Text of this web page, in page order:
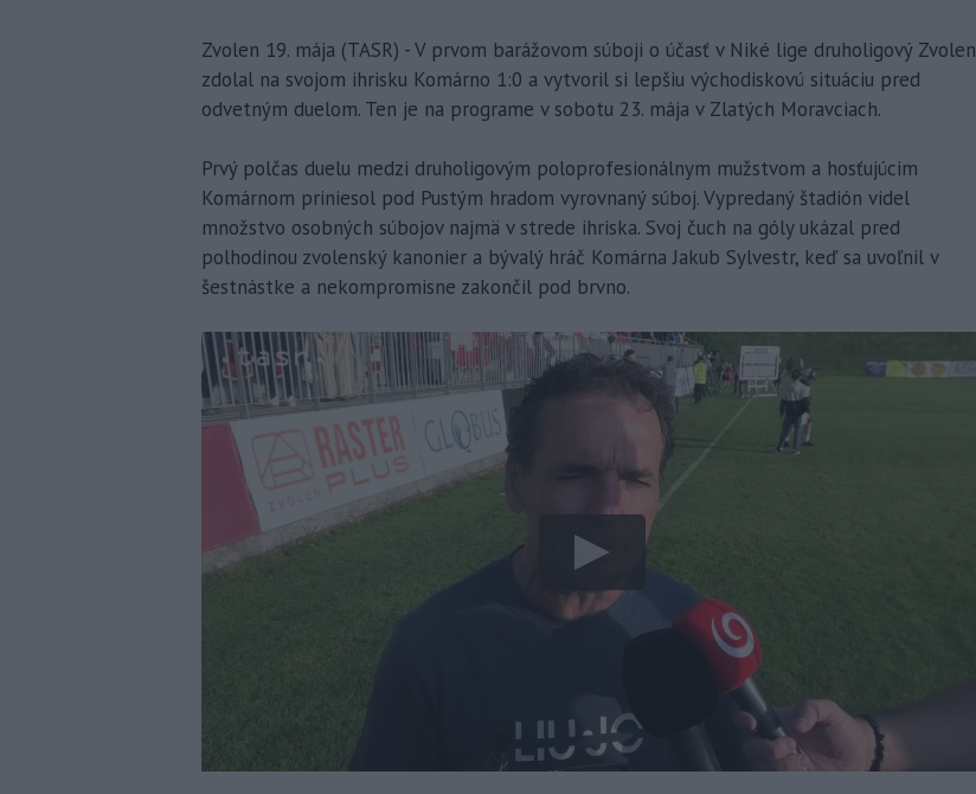
Zvolen 19. mája (TASR) - V prvom barážovom súboji o účasť v Niké lige druholigový Zvolen
zdolal na svojom ihrisku Komárno 1:0 a vytvoril si lepšiu východiskovú situáciu pred
odvetným duelom. Ten je na programe v sobotu 23. mája v Zlatých Moravciach.
Prvý polčas duelu medzi druholigovým poloprofesionálnym mužstvom a hosťujúcim
Komárnom priniesol pod Pustým hradom vyrovnaný súboj. Vypredaný štadión videl
množstvo osobných súbojov najmä v strede ihriska. Svoj čuch na góly ukázal pred
polhodinou zvolenský kanonier a bývalý hráč Komárna Jakub Sylvestr, keď sa uvoľnil v
šestnástke a nekompromisne zakončil pod brvno.